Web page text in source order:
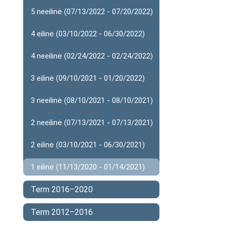
5 neeilinė (07/13/2022 - 07/20/2022)
4 eilinė (03/10/2022 - 06/30/2022)
4 neeilinė (02/24/2022 - 02/24/2022)
3 eilinė (09/10/2021 - 01/20/2022)
3 neeilinė (08/10/2021 - 08/10/2021)
2 neeilinė (07/13/2021 - 07/13/2021)
2 eilinė (03/10/2021 - 06/30/2021)
1 eilinė (11/13/2020 - 01/14/2021)
Term 2016–2020
Term 2012–2016